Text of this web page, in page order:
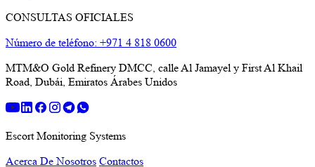
CONSULTAS OFICIALES
Número de teléfono: +971 4 818 0600
MTM&O Gold Refinery DMCC, calle Al Jamayel y First Al Khail
Road, Dubái, Emiratos Árabes Unidos
Escort Monitoring Systems
Acerca De Nosotros Contactos